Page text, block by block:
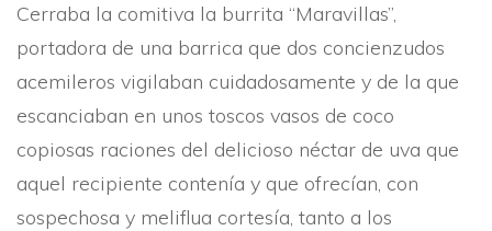
Cerraba la comitiva la burrita “Maravillas”,
portadora de una barrica que dos concienzudos
acemileros vigilaban cuidadosamente y de la que
escanciaban en unos toscos vasos de coco
copiosas raciones del delicioso néctar de uva que
aquel recipiente contení­a y que ofrecí­an, con
sospechosa y meliflua cortesí­a, tanto a los